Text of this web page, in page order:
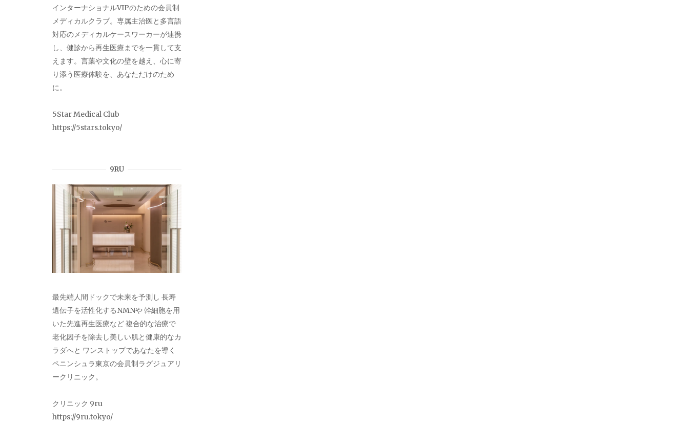
インターナショナルVIPのための会員制
メディカルクラブ。専属主治医と多言語
対応のメディカルケースワーカーが連携
し、健診から再生医療までを一貫して支
えます。言葉や文化の壁を越え、心に寄
り添う医療体験を、あなただけのため
に。
5Star Medical Club
https://5stars.tokyo/
9RU
最先端人間ドックで未来を予測し 長寿
遺伝子を活性化するNMNや 幹細胞を用
いた先進再生医療など 複合的な治療で
老化因子を除去し美しい肌と健康的なカ
ラダへと ワンストップであなたを導く
ペニンシュラ東京の会員制ラグジュアリ
ークリニック。
クリニック 9ru
https://9ru.tokyo/